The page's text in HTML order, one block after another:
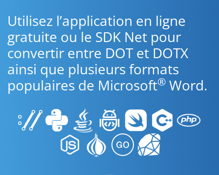
Utilisez l’application en ligne
gratuite ou le SDK Net pour
convertir entre DOT et DOTX
ainsi que plusieurs formats
populaires de Microsoft® Word.